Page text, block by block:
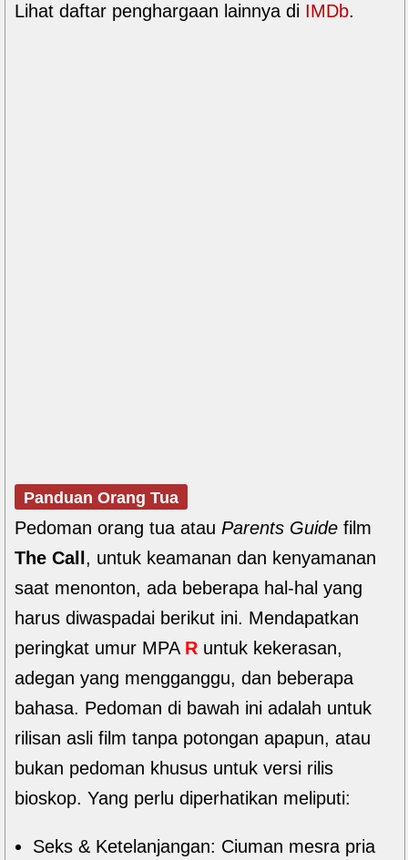
Lihat daftar penghargaan lainnya di IMDb.
Panduan Orang Tua
Pedoman orang tua atau Parents Guide film
The Call , untuk keamanan dan kenyamanan
saat menonton, ada beberapa hal-hal yang
harus diwaspadai berikut ini. Mendapatkan
peringkat umur MPA R untuk kekerasan,
adegan yang mengganggu, dan beberapa
bahasa. Pedoman di bawah ini adalah untuk
rilisan asli film tanpa potongan apapun, atau
bukan pedoman khusus untuk versi rilis
bioskop. Yang perlu diperhatikan meliputi:
Seks & Ketelanjangan: Ciuman mesra pria